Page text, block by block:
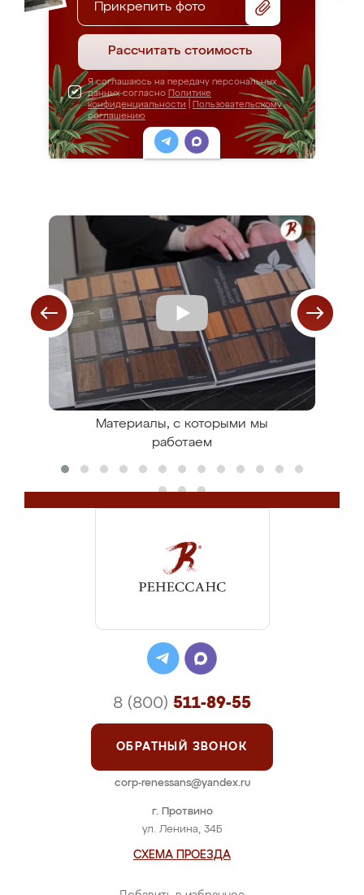
Прикрепить фото
Рассчитать стоимость
Я соглашаюсь на передачу персональных
данных согласно Политике
конфиденциальности
Пользовательскому
соглашению
Материалы, с которыми мы
работаем
г. Протвино
ул. Ленина, 34Б
СХЕМА ПРОЕЗДА
8 (800) 511-89-55
ОБРАТНЫЙ ЗВОНОК
corp-renessans@yandex.ru